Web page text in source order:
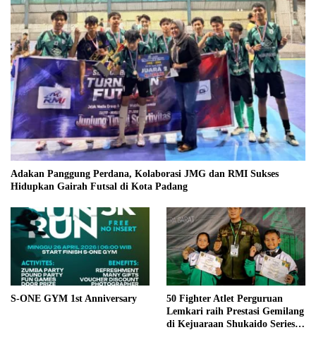
Adakan Panggung Perdana, Kolaborasi JMG dan RMI Sukses
Hidupkan Gairah Futsal di Kota Padang
S-ONE GYM 1st Anniversary
50 Fighter Atlet Perguruan
Lemkari raih Prestasi Gemilang
di Kejuaraan Shukaido Series 1